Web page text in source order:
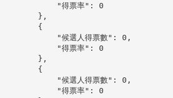
            "得票率": 0
        },
        {
            "候選人得票數": 0,
            "得票率": 0
        },
        {
            "候選人得票數": 0,
            "得票率": 0